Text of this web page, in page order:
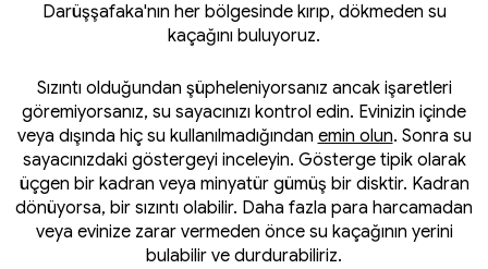
Darüşşafaka'nın her bölgesinde kırıp, dökmeden su
kaçağını buluyoruz.
Sızıntı olduğundan şüpheleniyorsanız ancak işaretleri
göremiyorsanız, su sayacınızı kontrol edin. Evinizin içinde
veya dışında hiç su kullanılmadığından emin olun. Sonra su
sayacınızdaki göstergeyi inceleyin. Gösterge tipik olarak
üçgen bir kadran veya minyatür gümüş bir disktir. Kadran
dönüyorsa, bir sızıntı olabilir. Daha fazla para harcamadan
veya evinize zarar vermeden önce su kaçağının yerini
bulabilir ve durdurabiliriz.